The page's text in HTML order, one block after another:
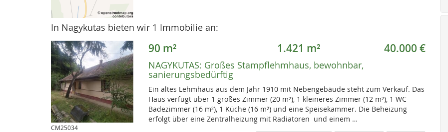
In Nagykutas bieten wir 1 Immobilie an:
CM25034
90 m² 1.421 m² 40.000 €
NAGYKUTAS: Großes Stampflehmhaus, bewohnbar,
sanierungsbedürftig
Ein altes Lehmhaus aus dem Jahr 1910 mit Nebengebäude steht zum Verkauf. Das
Haus verfügt über 1 großes Zimmer (20 m²), 1 kleineres Zimmer (12 m²), 1 WC-
Badezimmer (16 m²), 1 Küche (16 m²) und eine Speisekammer. Die Beheizung
erfolgt über eine Zentralheizung mit Radiatoren und einem …